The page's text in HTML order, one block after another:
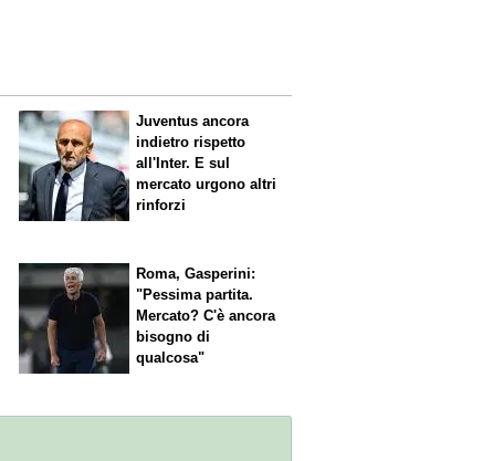
Juventus ancora
indietro rispetto
all'Inter. E sul
mercato urgono altri
rinforzi
Roma, Gasperini:
"Pessima partita.
Mercato? C'è ancora
bisogno di
qualcosa"